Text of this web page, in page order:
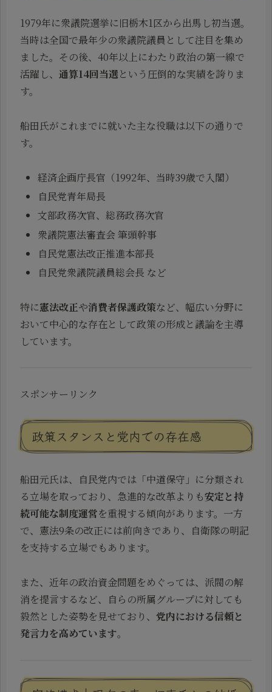
1979年に衆議院選挙に旧栃木1区から出馬し初当選。
当時は全国で最年少の衆議院議員として注目を集め
ました。その後、40年以上にわたり政治の第一線で
活躍し、 通算14回当選という圧倒的な実績を誇りま
す。
船田氏がこれまでに就いた主な役職は以下の通りで
す。
経済企画庁長官（1992年、当時39歳で入閣）
自民党青年局長
文部政務次官、総務政務次官
衆議院憲法審査会 筆頭幹事
自民党憲法改正推進本部長
自民党衆議院議員総会長 など
特に憲法改正や消費者保護政策など、幅広い分野に
おいて中心的な存在として政策の形成と議論を主導
しています。
スポンサーリンク
政策スタンスと党内での存在感
船田元氏は、自民党内では「中道保守」に分類され
る立場を取っており、急進的な改革よりも安定と持
続可能な制度運営を重視する傾向があります。一方
で、憲法9条の改正には前向きであり、自衛隊の明記
を支持する立場でもあります。
また、近年の政治資金問題をめぐっては、派閥の解
消を提言するなど、自らの所属グループに対しても
毅然とした姿勢を見せており、 党内における信頼と
発言力を高めています。